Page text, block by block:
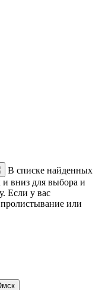
В списке найденных
и вниз для выбора и
Если у вас
пролистывание или